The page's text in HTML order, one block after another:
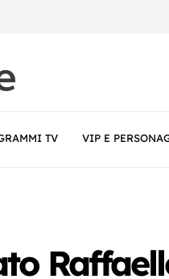
TV VIP E